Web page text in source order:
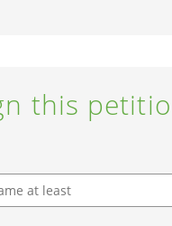
this